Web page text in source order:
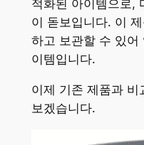
적화된 아이템으로,
이 돋보입니다. 이
하고 보관할 수 있어
이템입니다.
이제 기존 제품과 비
보겠습니다.